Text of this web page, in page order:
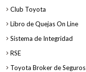
Club Toyota
Libro de Quejas On Line
Sistema de Integridad
RSE
Toyota Broker de Seguros